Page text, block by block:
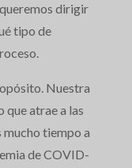
dirigir
tipo de
Nuestra
que atrae a las
mucho tiempo a
de COVID-